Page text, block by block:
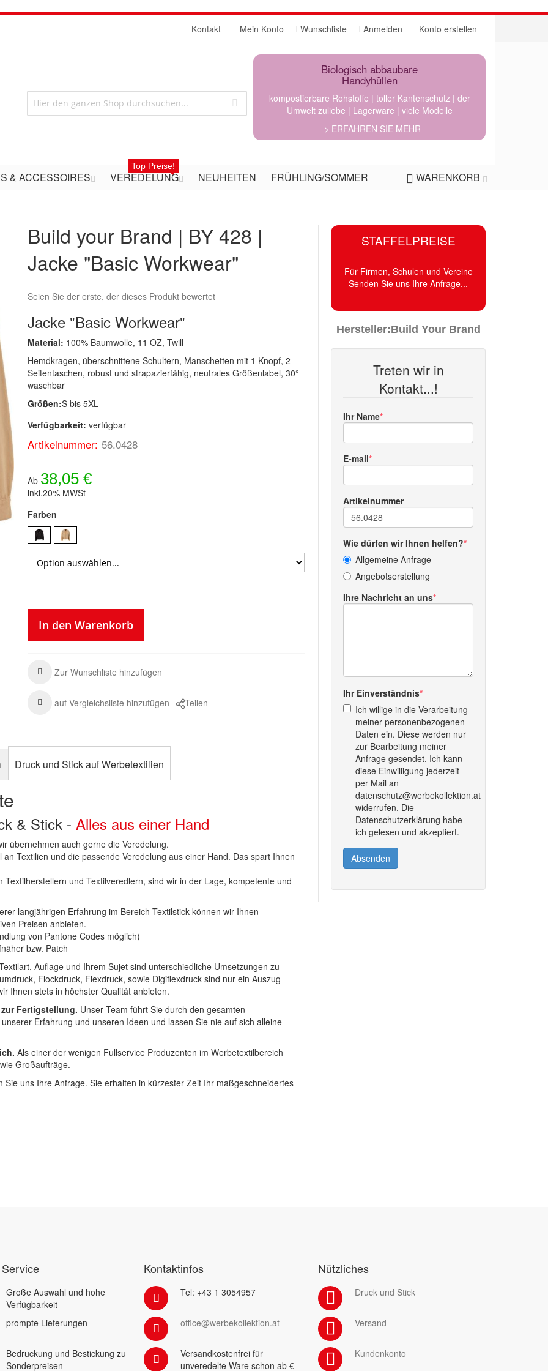
Mein Konto Wunschliste Anmelden Konto erstellen
Kontakt
Biologisch abbaubare
Handyhüllen
kompostierbare Rohstoffe | toller Kantenschutz | der
Umwelt zuliebe | Lagerware | viele Modelle
--> ERFAHREN SIE MEHR
WARENKORB
& ACCESSOIRES VEREDELUNG
Top Preise!
NEUHEITEN FRÜHLING/SOMMER
Build your Brand | BY 428 |
Jacke "Basic Workwear"
Seien Sie der erste, der dieses Produkt bewertet
Jacke "Basic Workwear"
Material: 100% Baumwolle, 11 OZ, Twill
Hemdkragen, überschnittene Schultern, Manschetten mit 1 Knopf, 2
Seitentaschen, robust und strapazierfähig, neutrales Größenlabel, 30°
waschbar
Größen:S bis 5XL
Verfügbarkeit: verfügbar
Artikelnummer: 56.0428
Ab 38,05 €
inkl.20% MWSt
Farben
In den Warenkorb
Zur Wunschliste hinzufügen
auf Vergleichsliste hinzufügen Teilen
STAFFELPREISE
Für Firmen, Schulen und Vereine
Senden Sie uns Ihre Anfrage...
Hersteller:Build Your Brand
Treten wir in
Kontakt...!
Ihr Name
E-mail
Artikelnummer
Wie dürfen wir Ihnen helfen?
Allgemeine Anfrage
Angebotserstellung
Ihre Nachricht an uns
Ihr Einverständnis
Ich willige in die Verarbeitung
meiner personenbezogenen
Daten ein. Diese werden nur
zur Bearbeitung meiner
Anfrage gesendet. Ich kann
diese Einwilligung jederzeit
per Mail an
datenschutz@werbekollektion.at
widerrufen. Die
Datenschutzerklärung habe
ich gelesen und akzeptiert.
Absenden
Druck und Stick auf Werbetextilien
& Stick -Alles aus einer Hand
übernehmen auch gerne die Veredelung.
Textilien und die passende Veredelung aus einer Hand. Das spart Ihnen
und Textilveredlern, sind wir in der Lage, kompetente und
langjährigen Erfahrung im Bereich Textilstick können wir Ihnen
Preisen anbieten.
von Pantone Codes möglich)
bzw. Patch
Auflage und Ihrem Sujet sind unterschiedliche Umsetzungen zu
Flockdruck, Flexdruck, sowie Digiflexdruck sind nur ein Auszug
Ihnen stets in höchster Qualität anbieten.
Fertigstellung. Unser Team führt Sie durch den gesamten
Erfahrung und unseren Ideen und lassen Sie nie auf sich alleine
Als einer der wenigen Fullservice Produzenten im Werbetextilbereich
Großaufträge.
uns Ihre Anfrage. Sie erhalten in kürzester Zeit Ihr maßgeschneidertes
Große Auswahl und hohe
Verfügbarkeit
prompte Lieferungen
Bedruckung und Bestickung zu
Sonderpreisen
Kontaktinfos
Tel: +43 1 3054957
office@werbekollektion.at
Versandkostenfrei für
unveredelte Ware schon ab €
Nützliches
Druck und Stick
Versand
Kundenkonto